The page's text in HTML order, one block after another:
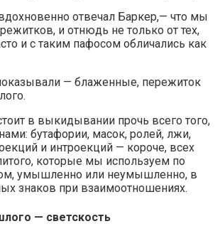
отвечал Баркер,— что мы
и отнюдь не только от тех,
и с таким пафосом обличались как
— блаженные, пережиток
в выкидывании прочь всего того,
бутафории, масок, ролей, лжи,
и интроекций — короче, всех
которые мы используем по
умышленно или неумышленно, в
знаков при взаимоотношениях.
— светскость